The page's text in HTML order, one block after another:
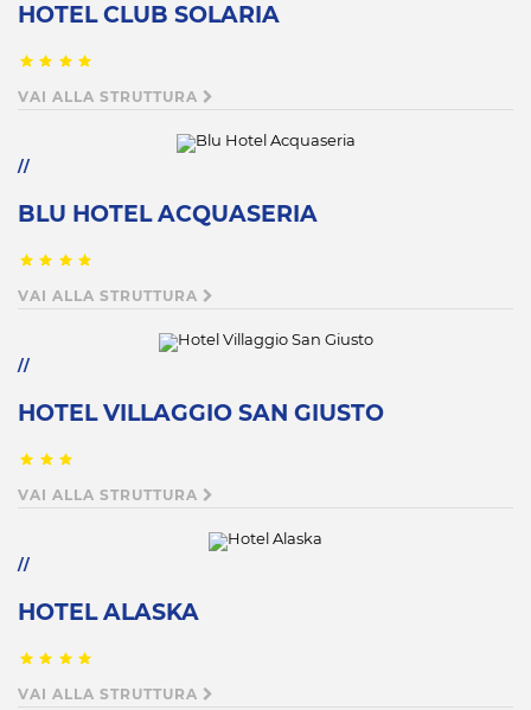
HOTEL CLUB SOLARIA
VAI ALLA STRUTTURA
BLU HOTEL ACQUASERIA
VAI ALLA STRUTTURA
HOTEL VILLAGGIO SAN GIUSTO
VAI ALLA STRUTTURA
HOTEL ALASKA
VAI ALLA STRUTTURA